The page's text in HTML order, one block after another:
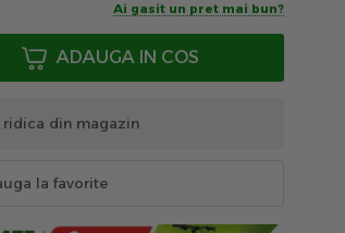
Ai gasit un pret mai bun?
ADAUGA IN COS
ridica din magazin
la favorite